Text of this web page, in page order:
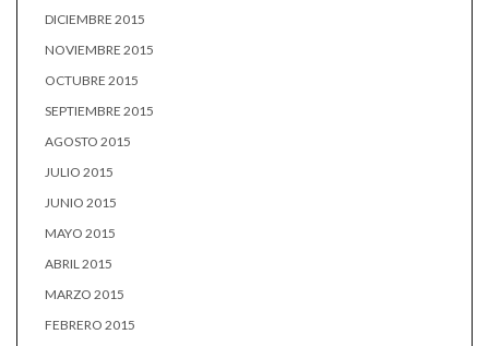
DICIEMBRE 2015
NOVIEMBRE 2015
OCTUBRE 2015
SEPTIEMBRE 2015
AGOSTO 2015
JULIO 2015
JUNIO 2015
MAYO 2015
ABRIL 2015
MARZO 2015
FEBRERO 2015